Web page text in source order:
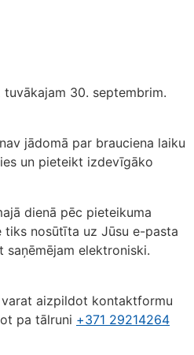
30. septembrim.
jādomā par brauciena laiku
un pieteikt izdevīgāko
dienā pēc pieteikuma
tiks nosūtīta uz Jūsu e-pasta
elektroniski.
aizpildot kontaktformu
pa tālruni +371 29214264